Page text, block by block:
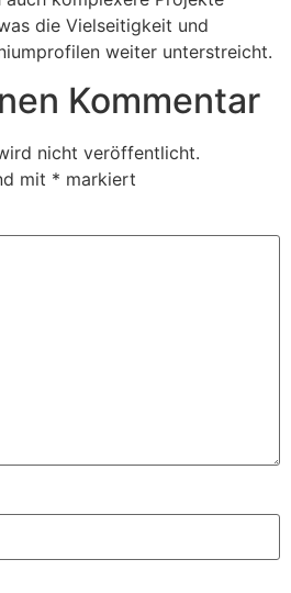
die Vielseitigkeit und
weiter unterstreicht.
Kommentar
nicht veröffentlicht.
mit * markiert